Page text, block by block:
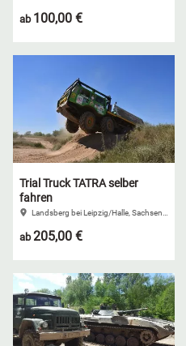
ab 100,00 €
Trial Truck TATRA selber
fahren
Landsberg bei Leipzig/Halle, Sachsen-Anhalt
ab205,00 €